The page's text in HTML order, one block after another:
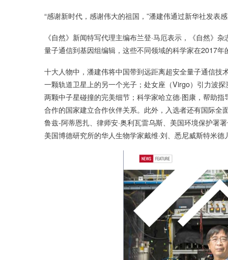
“感谢新时代，感谢伟大的祖国，”潘建伟通过新华社发表
《自然》新闻特写代理主编布兰登·马厄表示，《自然》
量子通信到基因组编辑，这些不同领域的科学家在2017
十大人物中，潘建伟将中国带到远距离超安全量子通信
一颗轨道卫星上的另一个光子；处女座（Virgo）引力波
两颗中子星碰撞的完美细节；科学家哈立德·图康，帮助
合作的国家建立合作伙伴关系。此外，入选者还有国际全
鲁兹-阿蒂恩扎、律师安·奥利瓦雷乌斯、美国环境保护署
美国博德研究所的华人生物学家戴维·刘、悉尼威斯特米